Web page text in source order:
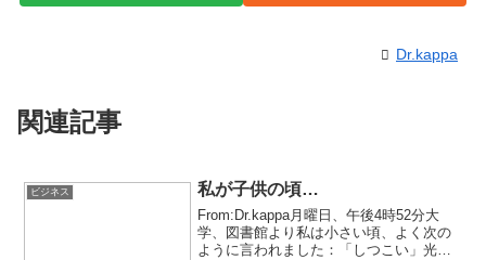
Dr.kappa
関連記事
ビジネス 私が子供の頃…
From:Dr.kappa月曜日、午後4時52分大
学、図書館より私は小さい頃、よく次の
ように言われました：「しつこい」光栄